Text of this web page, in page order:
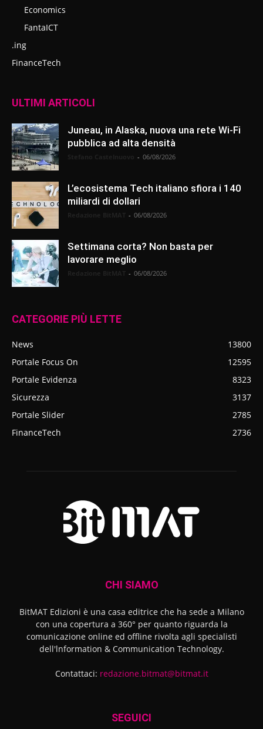
Economics
FantaICT
.ing
FinanceTech
ULTIMI ARTICOLI
Juneau, in Alaska, nuova una rete Wi-Fi
pubblica ad alta densità
- 06/08/2026
L’ecosistema Tech italiano sfiora i 140
miliardi di dollari
- 06/08/2026
Settimana corta? Non basta per
lavorare meglio
- 06/08/2026
CATEGORIE PIÙ LETTE
News
13800
Portale Focus On
12595
Portale Evidenza
8323
Sicurezza
3137
Portale Slider
2785
FinanceTech
2736
CHI SIAMO
BitMAT Edizioni è una casa editrice che ha sede a Milano
con una copertura a 360° per quanto riguarda la
comunicazione online ed offline rivolta agli specialisti
dell'lnformation & Communication Technology.
Contattaci: redazione.bitmat@bitmat.it
SEGUICI